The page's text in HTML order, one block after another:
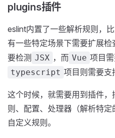
plugins插件
eslint内置了一些解析规则，
有一些特定场景下需要扩展检
要检测 JSX ，而 Vue 项目
typescript 项目则需要支
这个时候，就需要用到插件
则、配置、处理器（解析特
自定义规则。